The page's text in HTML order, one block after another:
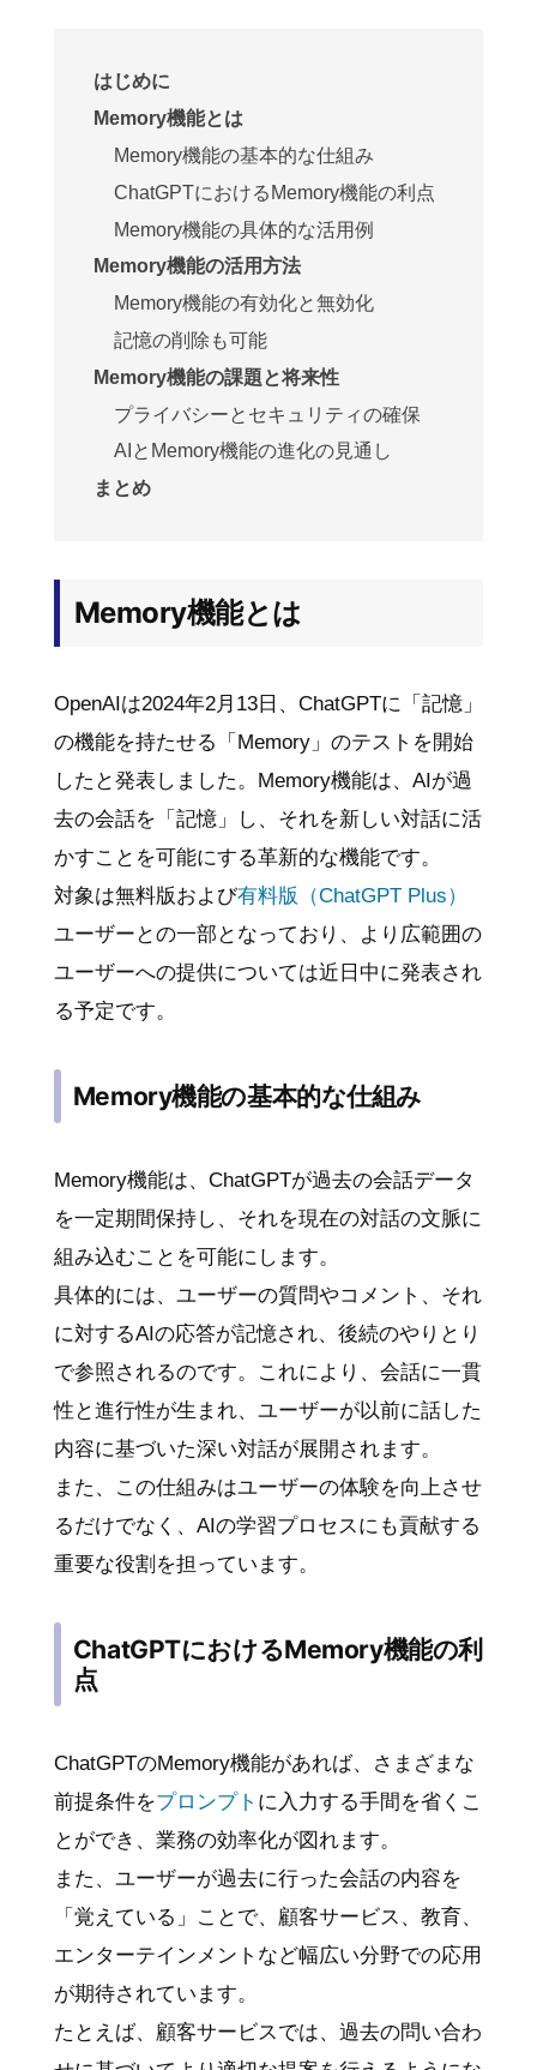
はじめに
Memory機能とは
Memory機能の基本的な仕組み
ChatGPTにおけるMemory機能の利点
Memory機能の具体的な活用例
Memory機能の活用方法
Memory機能の有効化と無効化
記憶の削除も可能
Memory機能の課題と将来性
プライバシーとセキュリティの確保
AIとMemory機能の進化の見通し
まとめ
Memory機能とは
OpenAIは2024年2月13日、ChatGPTに「記憶」
の機能を持たせる「Memory」のテストを開始
したと発表しました。Memory機能は、AIが過
去の会話を「記憶」し、それを新しい対話に活
かすことを可能にする革新的な機能です。
対象は無料版および有料版（ChatGPT Plus）
ユーザーとの一部となっており、より広範囲の
ユーザーへの提供については近日中に発表され
る予定です。
Memory機能の基本的な仕組み
Memory機能は、ChatGPTが過去の会話データ
を一定期間保持し、それを現在の対話の文脈に
組み込むことを可能にします。
具体的には、ユーザーの質問やコメント、それ
に対するAIの応答が記憶され、後続のやりとり
で参照されるのです。これにより、会話に一貫
性と進行性が生まれ、ユーザーが以前に話した
内容に基づいた深い対話が展開されます。
また、この仕組みはユーザーの体験を向上させ
るだけでなく、AIの学習プロセスにも貢献する
重要な役割を担っています。
ChatGPTにおけるMemory機能の利
点
ChatGPTのMemory機能があれば、さまざまな
前提条件をプロンプト に入力する手間を省くこ
とができ、業務の効率化が図れます。
また、ユーザーが過去に行った会話の内容を
「覚えている」ことで、顧客サービス、教育、
エンターテインメントなど幅広い分野での応用
が期待されています。
たとえば、顧客サービスでは、過去の問い合わ